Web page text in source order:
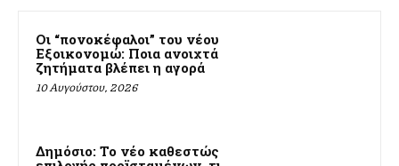
Οι “πονοκέφαλοι” του νέου
Εξοικονομώ: Ποια ανοιχτά
ζητήματα βλέπει η αγορά
10 Αυγούστου, 2026
Δημόσιο: Το νέο καθεστώς